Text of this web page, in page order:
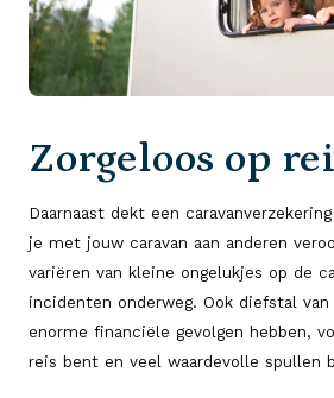
Zorgeloos op
Daarnaast dekt een
je met jouw caravan aan anderen
variëren van kleine ongelukjes op de
incidenten onderweg. Ook diefstal van
enorme financiële gevolgen hebben,
reis bent en veel waardevolle spullen